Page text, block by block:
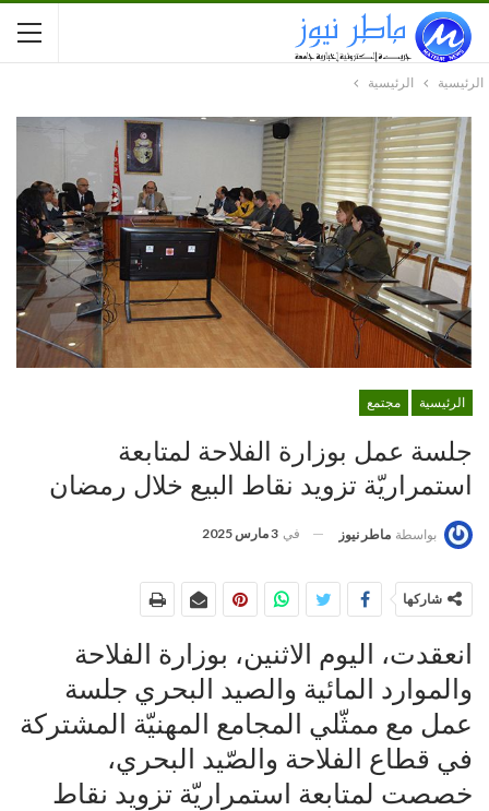
الرئيسية الرئيسية
الرئيسية مجتمع
جلسة عمل بوزارة الفلاحة لمتابعة
استمراريّة تزويد نقاط البيع خلال رمضان
بواسطة ماطر نيوز في 3 مارس 2025
شاركها
انعقدت، اليوم الاثنين، بوزارة الفلاحة
والموارد المائية والصيد البحري جلسة
عمل مع ممثّلي المجامع المهنيّة المشتركة
في قطاع الفلاحة والصّيد البحري،
خصصت لمتابعة استمراريّة تزويد نقاط